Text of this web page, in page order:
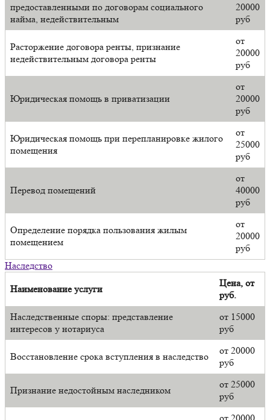
предоставленными по договорам социального
найма, недействительным
20000
руб
Расторжение договора ренты, признание
недействительным договора ренты
от
20000
руб
Юридическая помощь в приватизации
от
20000
руб
Юридическая помощь при перепланировке жилого
помещения
от
25000
руб
Перевод помещений
от
40000
руб
Определение порядка пользования жилым
помещением
от
20000
руб
Наследство
Наименование услуги
Цена, от
руб.
Наследственные споры: представление
интересов у нотариуса
от 15000
руб
Восстановление срока вступления в наследство
от 20000
руб
Признание недостойным наследником
от 25000
руб